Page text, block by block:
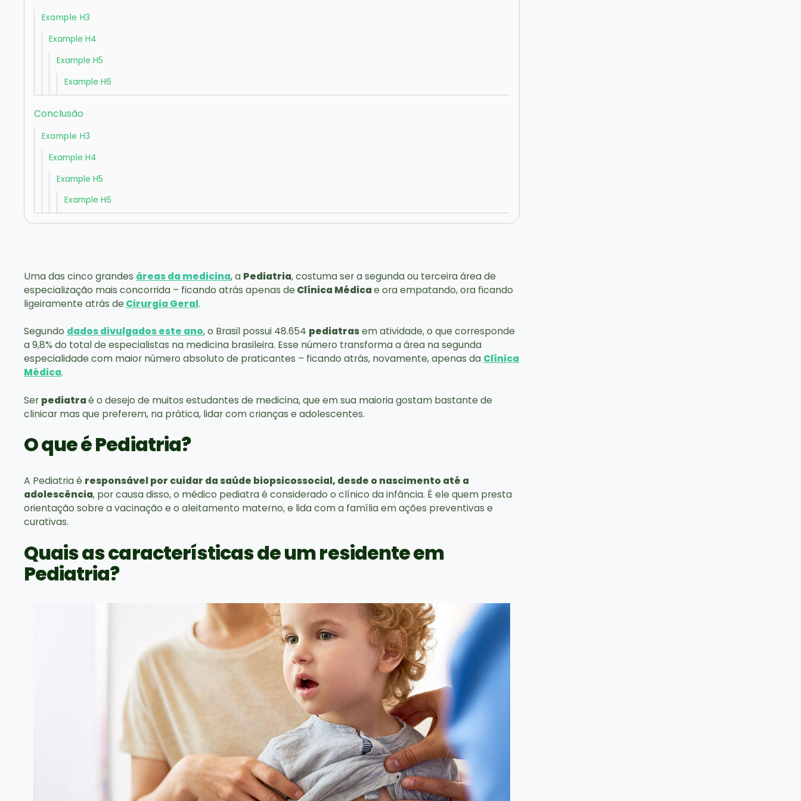
Example H3
Example H4
Example H5
Example H6
Conclusão
Example H3
Example H4
Example H5
Example H6
Uma das cinco grandes áreas da medicina, a Pediatria, costuma ser a segunda ou terceira área de
especialização mais concorrida – ficando atrás apenas de Clínica Médicae ora empatando, ora ficando
ligeiramente atrás de Cirurgia Geral.
Segundo dados divulgados este ano, o Brasil possui 48.654 pediatrasem atividade, o que corresponde
a 9,8% do total de especialistas na medicina brasileira. Esse número transforma a área na segunda
especialidade com maior número absoluto de praticantes – ficando atrás, novamente, apenas da Clínica
Médica.
Ser pediatraé o desejo de muitos estudantes de medicina, que em sua maioria gostam bastante de
clinicar mas que preferem, na prática, lidar com crianças e adolescentes.
O que é Pediatria?
A Pediatria é responsável por cuidar da saúde biopsicossocial, desde o nascimento até a
adolescência, por causa disso, o médico pediatra é considerado o clínico da infância. É ele quem presta
orientação sobre a vacinação e o aleitamento materno, e lida com a família em ações preventivas e
curativas.
Quais as características de um residente em
Pediatria?